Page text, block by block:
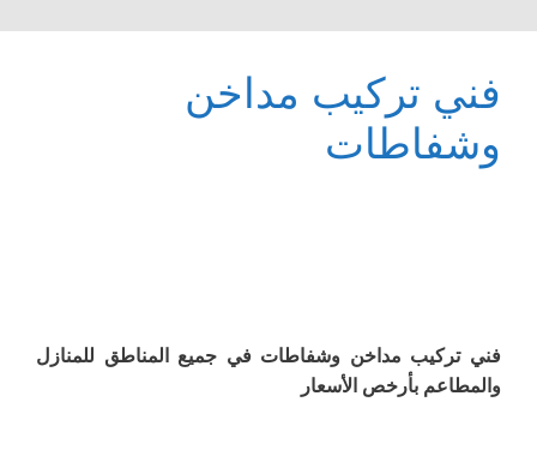
فني تركيب مداخن
وشفاطات
فني تركيب مداخن وشفاطات في جميع المناطق للمنازل
والمطاعم بأرخص الأسعار